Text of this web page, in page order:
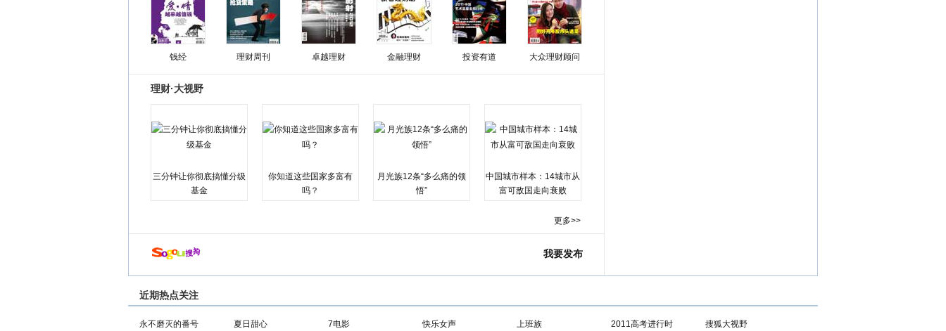
钱经 理财周刊 卓越理财 金融理财 投资有道 大众理财顾问
理财·大视野
三分钟让你彻底搞懂分级
基金
你知道这些国家多富有
吗？
月光族12条“多么痛的领
悟”
中国城市样本：14城市从
富可敌国走向衰败
更多>>
我要发布
近期热点关注
永不磨灭的番号 夏日甜心 7电影 快乐女声 上班族 2011高考进行时
搜狐大视野